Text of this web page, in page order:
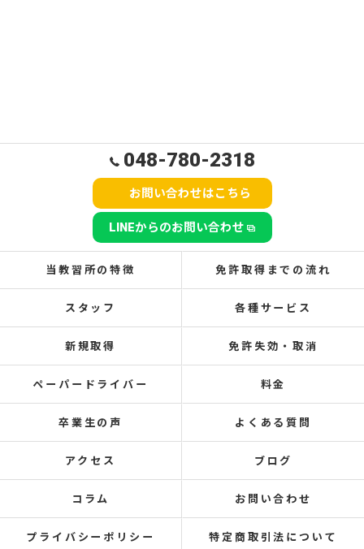
048-780-2318
お問い合わせはこちら
LINEからのお問い合わせ
当教習所の特徴 免許取得までの流れ
スタッフ 各種サービス
新規取得 免許失効・取消
ペーパードライバー 料金
卒業生の声 よくある質問
アクセス ブログ
コラム お問い合わせ
プライバシーポリシー 特定商取引法について